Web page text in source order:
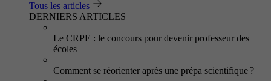
Tous les articles
DERNIERS ARTICLES
Le CRPE : le concours pour devenir professeur des
écoles
Comment se réorienter après une prépa scientifique ?